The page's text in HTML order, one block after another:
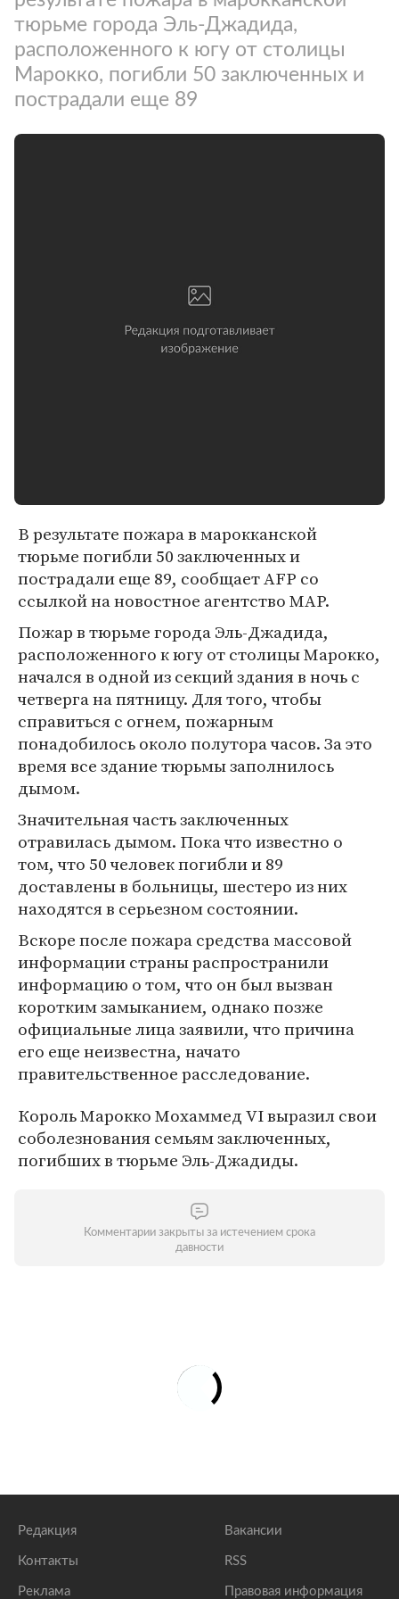
тюрьме города Эль-Джадида,
расположенного к югу от столицы
Марокко, погибли 50 заключенных и
пострадали еще 89
В результате пожара в марокканской
тюрьме погибли 50 заключенных и
пострадали еще 89, сообщает AFP со
ссылкой на новостное агентство MAP.
Пожар в тюрьме города Эль-Джадида,
расположенного к югу от столицы Марокко,
начался в одной из секций здания в ночь с
четверга на пятницу. Для того, чтобы
справиться с огнем, пожарным
понадобилось около полутора часов. За это
время все здание тюрьмы заполнилось
дымом.
Значительная часть заключенных
отравилась дымом. Пока что известно о
том, что 50 человек погибли и 89
доставлены в больницы, шестеро из них
находятся в серьезном состоянии.
Вскоре после пожара средства массовой
информации страны распространили
информацию о том, что он был вызван
коротким замыканием, однако позже
официальные лица заявили, что причина
его еще неизвестна, начато
правительственное расследование.
Король Марокко Мохаммед VI выразил свои
соболезнования семьям заключенных,
погибших в тюрьме Эль-Джадиды.
Комментарии закрыты за истечением срока
давности
Редакция
Контакты
Реклама
Вакансии
RSS
Правовая информация